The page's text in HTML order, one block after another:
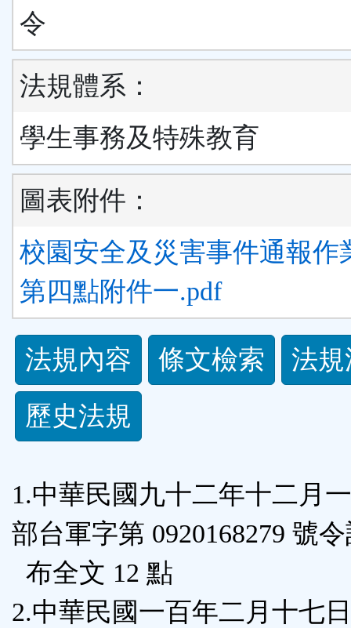
令
法規體系：
學生事務及特殊教育
圖表附件：
校園安全及災害事件通報作
第四點附件一.pdf
法
規
功
按
鈕
區
法規內容 條文檢索
法
歷史法規
1.中華民國九十二年十二月
部台軍字第 0920168279 號
布全文 12 點
2.中華民國一百年二月十七